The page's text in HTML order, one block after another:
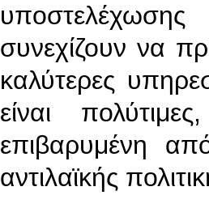
συνεχίζουν να
καλύτερες
είναι
επιβαρυμένη
αντιλαϊκής